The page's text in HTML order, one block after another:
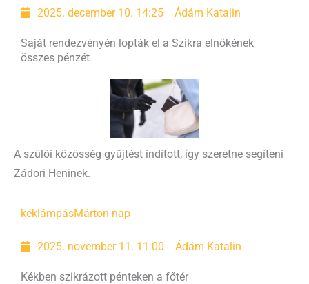
2025. december 10. 14:25 Ádám Katalin
Saját rendezvényén lopták el a Szikra elnökének
összes pénzét
A szülői közösség gyűjtést indított, így szeretne segíteni
Zádori Heninek.
kéklámpásMárton-nap
2025. november 11. 11:00 Ádám Katalin
Kékben szikrázott pénteken a főtér